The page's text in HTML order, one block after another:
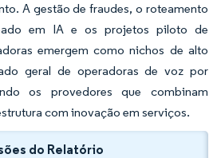
A gestão de fraudes, o roteamento
em IA e os projetos piloto de
emergem como nichos de alto
geral de operadoras de voz por
os provedores que combinam
com inovação em serviços.
do Relatório